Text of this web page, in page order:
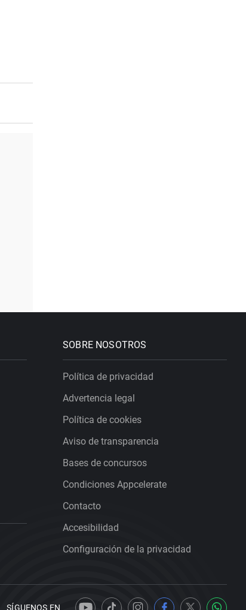
SOBRE NOSOTROS
Política de privacidad
Advertencia legal
Política de cookies
Aviso de transparencia
Bases de concursos
Condiciones Appcelerate
Contacto
Accesibilidad
Configuración de la privacidad
SÍGUENOS EN